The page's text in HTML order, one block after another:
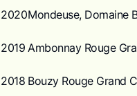
2020Mondeuse, Domaine
2019 Ambonnay Rouge
2018 Bouzy Rouge Grand